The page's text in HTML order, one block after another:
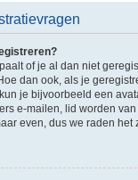
of je al dan niet
dan ook, als je
je bijvoorbeeld een
e-mailen, lid worden
even, dus we raden het